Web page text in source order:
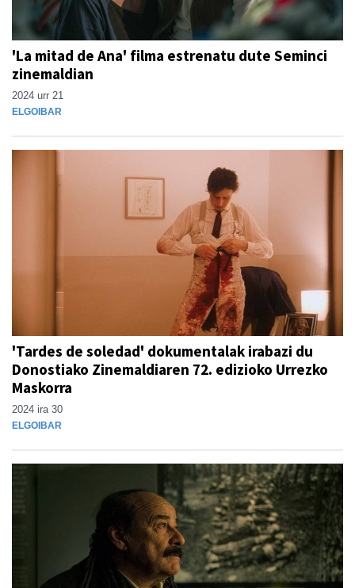
'La mitad de Ana' filma estrenatu dute Seminci
zinemaldian
2024 urr 21
ELGOIBAR
'Tardes de soledad' dokumentalak irabazi du
Donostiako Zinemaldiaren 72. edizioko Urrezko
Maskorra
2024 ira 30
ELGOIBAR